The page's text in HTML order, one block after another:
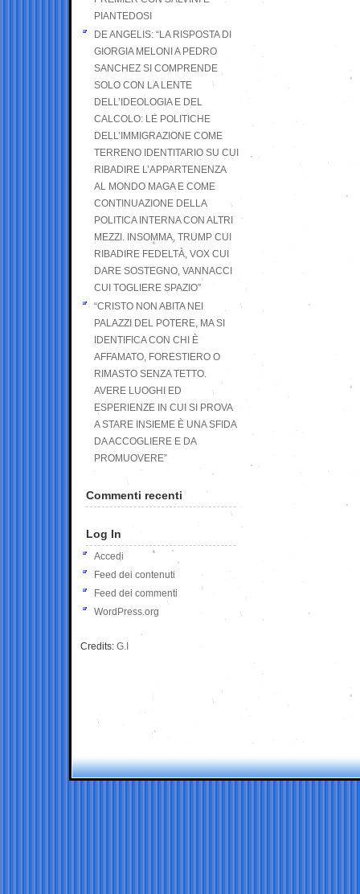
PIANTEDOSI
DE ANGELIS: “LA RISPOSTA DI
GIORGIA MELONI A PEDRO
SANCHEZ SI COMPRENDE
SOLO CON LA LENTE
DELL’IDEOLOGIA E DEL
CALCOLO: LE POLITICHE
DELL’IMMIGRAZIONE COME
TERRENO IDENTITARIO SU CUI
RIBADIRE L’APPARTENENZA
AL MONDO MAGA E COME
CONTINUAZIONE DELLA
POLITICA INTERNA CON ALTRI
MEZZI. INSOMMA, TRUMP CUI
RIBADIRE FEDELTÀ, VOX CUI
DARE SOSTEGNO, VANNACCI
CUI TOGLIERE SPAZIO”
“CRISTO NON ABITA NEI
PALAZZI DEL POTERE, MA SI
IDENTIFICA CON CHI È
AFFAMATO, FORESTIERO O
RIMASTO SENZA TETTO.
AVERE LUOGHI ED
ESPERIENZE IN CUI SI PROVA
A STARE INSIEME È UNA SFIDA
DA ACCOGLIERE E DA
PROMUOVERE”
Commenti recenti
Log In
Accedi
Feed dei contenuti
Feed dei commenti
WordPress.org
Credits: G.I